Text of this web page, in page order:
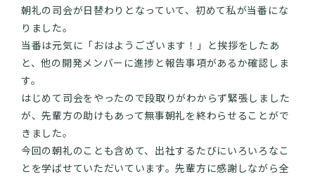
朝礼の司会が日替わりとなっていて、初めて私が当番にな
りました。
当番は元気に「おはようございます！」と挨拶をしたあ
と、他の開発メンバーに進捗と報告事項があるか確認しま
す。
はじめて司会をやったので段取りがわからず緊張しました
が、先輩方の助けもあって無事朝礼を終わらせることがで
きました。
今回の朝礼のことも含めて、出社するたびにいろいろなこ
とを学ばせていただいています。先輩方に感謝しながら全